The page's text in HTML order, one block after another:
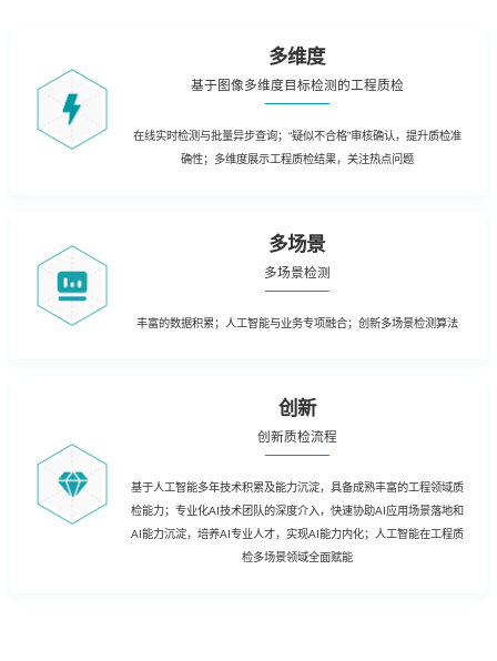
多维度
基于图像多维度目标检测的工程质检
在线实时检测与批量异步查询；“疑似不合格”审核确认，提升质检准
确性；多维度展示工程质检结果，关注热点问题
多场景
多场景检测
丰富的数据积累；人工智能与业务专项融合；创新多场景检测算法
创新
创新质检流程
基于人工智能多年技术积累及能力沉淀，具备成熟丰富的工程领域质
检能力；专业化AI技术团队的深度介入，快速协助AI应用场景落地和
AI能力沉淀，培养AI专业人才，实现AI能力内化；人工智能在工程质
检多场景领域全面赋能